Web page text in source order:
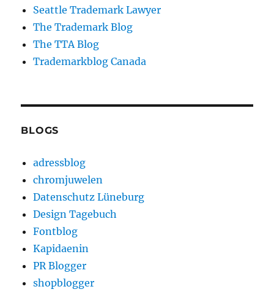
Seattle Trademark Lawyer
The Trademark Blog
The TTA Blog
Trademarkblog Canada
BLOGS
adressblog
chromjuwelen
Datenschutz Lüneburg
Design Tagebuch
Fontblog
Kapidaenin
PR Blogger
shopblogger